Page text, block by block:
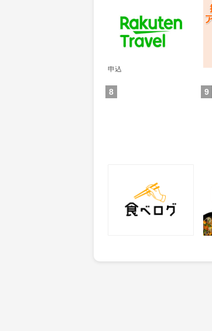
ポイント
通常：50ポイント
申込
8
ポイント
獲得条件：サービス予約・
9
獲